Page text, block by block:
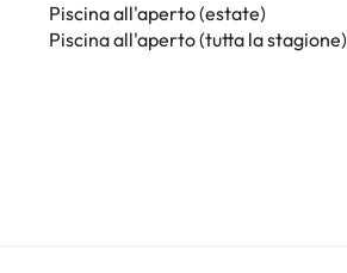
Piscina all'aperto (estate)
Piscina all'aperto (tutta la stagione)